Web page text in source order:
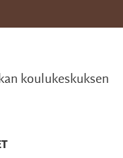
koulukeskuksen